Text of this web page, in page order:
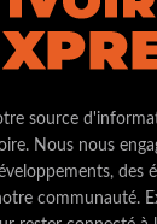
source
Nous nous
des
communauté.